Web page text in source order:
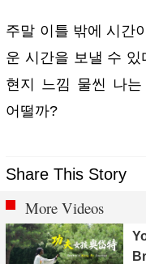
주말 이틀 밖에 시간
운 시간을 보낼 수
현지 느낌 물씬 나는
어떨까?
Share This Story
More Videos